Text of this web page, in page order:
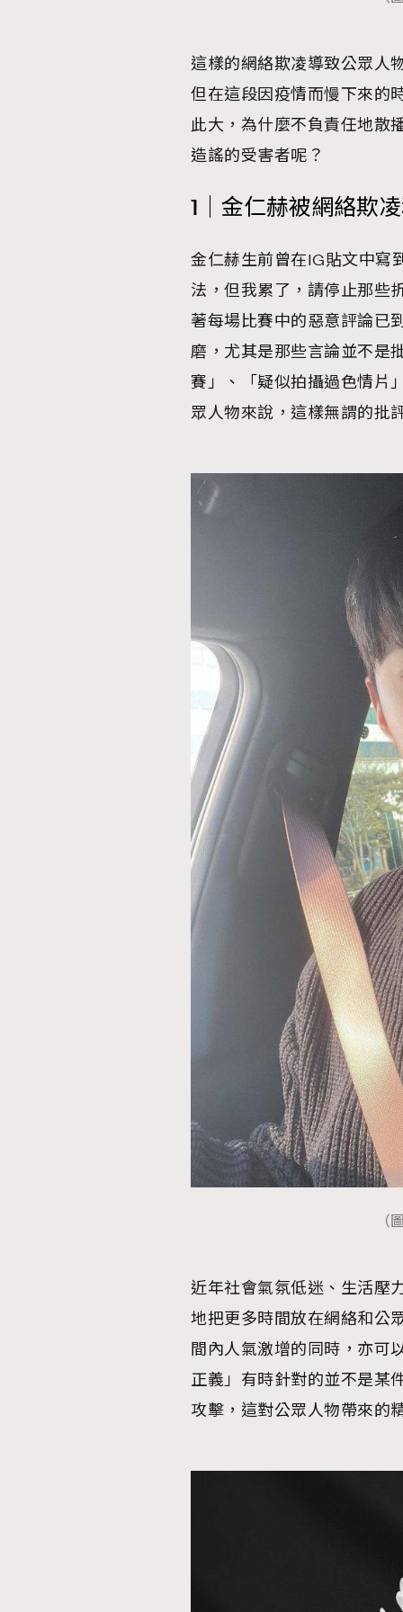
AFrenchMind
本人已詳閱並同意遵守本文列明條款及細則。 請
公司的私隱政策聲明。
本人願意接收新傳媒集團的最新消息及其他宣
這樣的網絡欺凌導致公眾人
但在這段因疫情而慢下來的
此大，為什麼不負責任地散
造謠的受害者呢？
1｜金仁赫被網絡欺
金仁赫生前曾在IG貼文中寫
法，但我累了，請停止那些
著每場比賽中的惡意評論已
磨，尤其是那些言論並不是
賽」、「疑似拍攝過色情片
眾人物來說，這樣無謂的批
（
近年社會氣氛低迷、生活壓
地把更多時間放在網絡和公
間內人氣激增的同時，亦可
正義」有時針對的並不是某
攻擊，這對公眾人物帶來的